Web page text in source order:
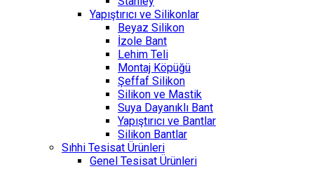
Yapıştırıcı ve Silikonlar
Beyaz Silikon
İzole Bant
Lehim Teli
Montaj Köpüğü
Şeffaf Silikon
Silikon ve Mastik
Suya Dayanıklı Bant
Yapıştırıcı ve Bantlar
Silikon Bantlar
Sıhhi Tesisat Ürünleri
Genel Tesisat Ürünleri